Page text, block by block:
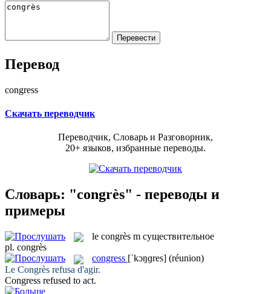
Перевод
congress
Скачать переводчик
Переводчик, Словарь и Разговорник,
20+ языков, избранные переводы.
Словарь: "congrès" - переводы и
примеры
le congrès m существительное
pl. congrès
congress [ˈkɔŋɡres] (réunion)
Le Congrès refusa d'agir.
Congress refused to act.